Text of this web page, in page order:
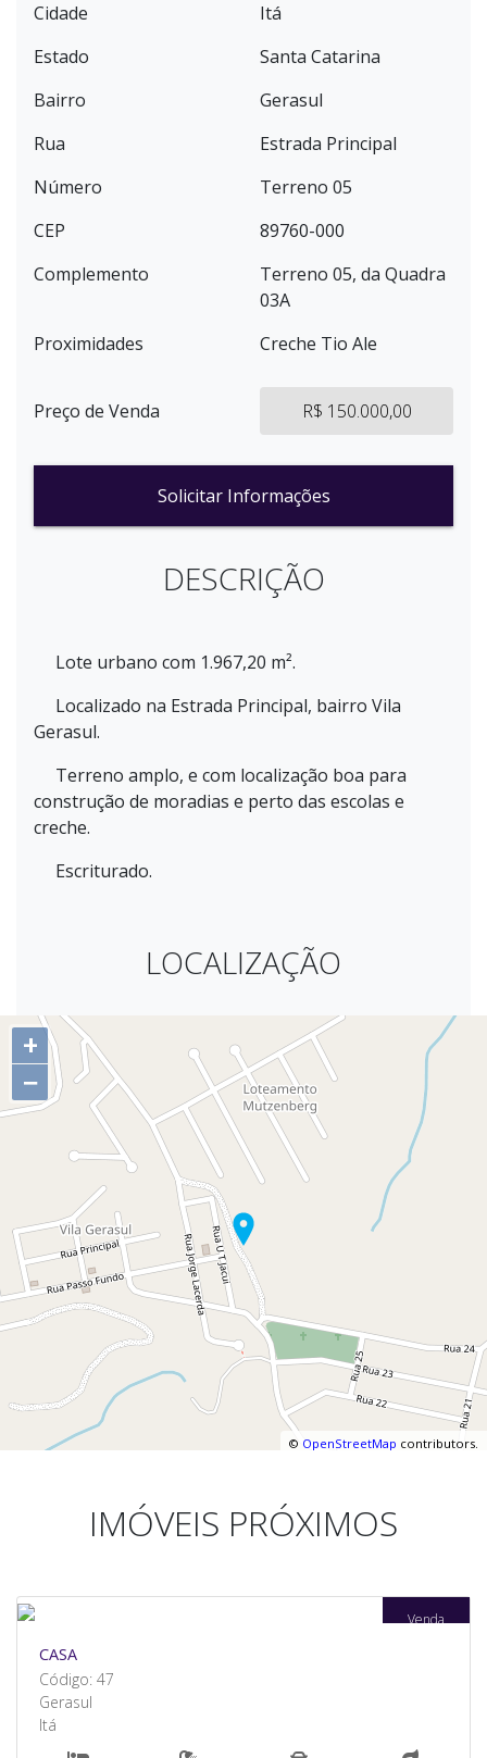
Cidade
Itá
Estado
Santa Catarina
Bairro
Gerasul
Rua
Estrada Principal
Número
Terreno 05
CEP
89760-000
Complemento
Terreno 05, da Quadra
03A
Proximidades
Creche Tio Ale
Preço de Venda R$ 150.000,00
Solicitar Informações
DESCRIÇÃO
Lote urbano com 1.967,20 m².
Localizado na Estrada Principal, bairro Vila
Gerasul.
Terreno amplo, e com localização boa para
construção de moradias e perto das escolas e
creche.
Escriturado.
LOCALIZAÇÃO
+
−
© OpenStreetMap contributors.
IMÓVEIS PRÓXIMOS
Venda
CASA
Código: 47
Gerasul
Itá